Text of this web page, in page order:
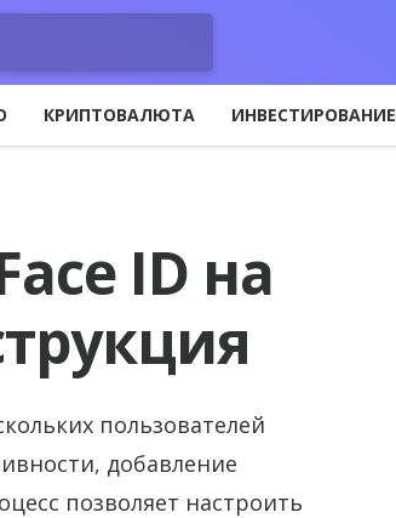
КРИПТОВАЛЮТА ИНВЕСТИРОВАНИЕ
ID на
пользователей
добавление
позволяет настроить